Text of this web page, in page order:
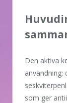
Den aktiva
som ger